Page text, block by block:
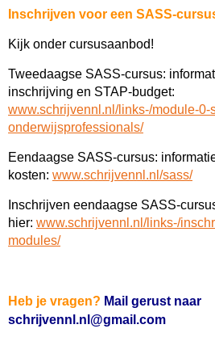
Inschrijven voor een SASS-
Kijk onder cursusaanbod!
Tweedaagse SASS-cursus:
inschrijving en STAP-budget:
www.schrijvennl.nl/links-/module-0-
onderwijsprofessionals/
Eendaagse SASS-cursus:
kosten: www.schrijvennl.nl/sass/
Inschrijven eendaagse SASS-
hier: www.schrijvennl.nl/links-/
modules/
Heb je vragen? Mail gerust naar
schrijvennl.nl@gmail.com